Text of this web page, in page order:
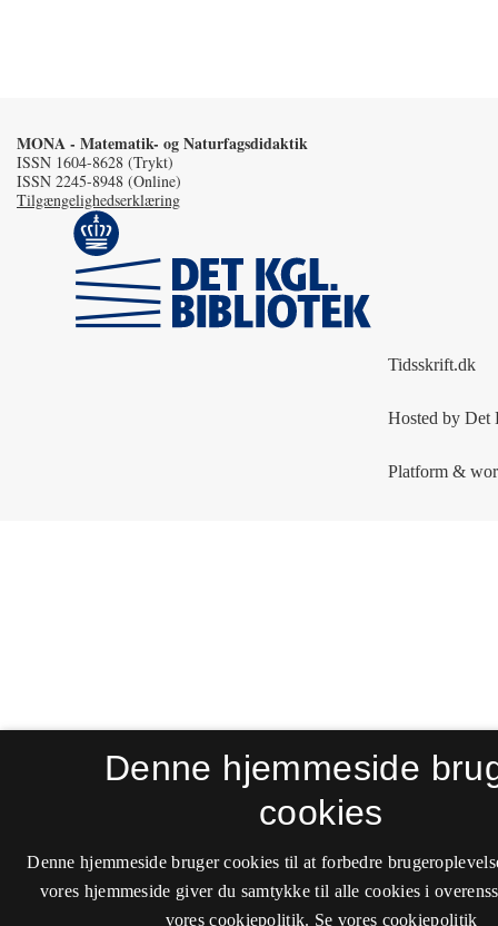
MONA - Matematik- og Naturfagsdidaktik
ISSN 1604-8628 (Trykt)
ISSN 2245-8948 (Online)
Tilgængelighedserklæring
Denne hjemmeside
cookies
Denne hjemmeside bruger cookies til at forbedre
vores hjemmeside giver du samtykke til alle cookies i
vores cookiepolitik. Se vores cookiepolitik